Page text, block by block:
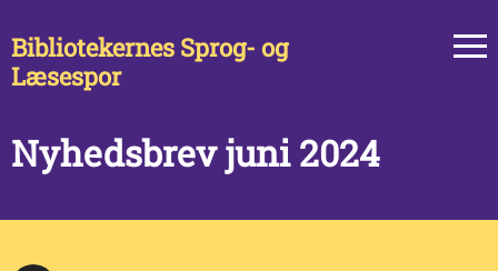
Bibliotekernes Sprog- og
Læsespor
Nyhedsbrev juni 2024